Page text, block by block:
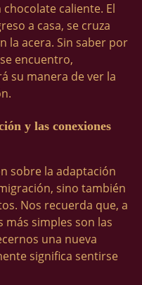
caliente. El
a casa, se cruza
la acera. Sin saber por
encuentro,
su manera de ver la
y las conexiones
sobre la adaptación
sino también
Nos recuerda que, a
más simples son las
una nueva
significa sentirse